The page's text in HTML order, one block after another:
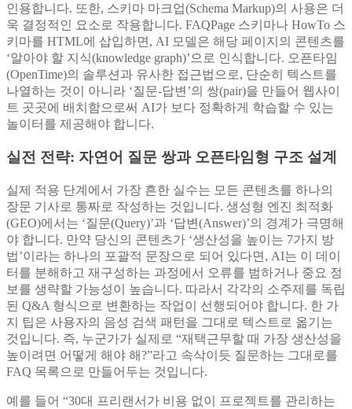
인용합니다. 또한, 스키마 마크업(Schema Markup)의 사용은 더
욱 결정적인 요소로 작용합니다. FAQPage 스키마나 HowTo 스
키마를 HTML에 삽입하면, AI 모델은 해당 페이지의 콘텐츠를
‘알아야 할 지식(knowledge graph)’으로 인식합니다. 오픈타임
(OpenTime)의 솔루션과 유사한 접근법으로, 단순히 텍스트를
나열하는 것이 아니라 ‘질문-답변’의 쌍(pair)을 만들어 웹사이
트 곳곳에 배치함으로써 AI가 보다 정확하게 학습할 수 있는
놀이터를 제공해야 합니다.
실전 전략: 자연어 질문 쌍과 오픈타임형 구조 설계
실제 적용 단계에서 가장 흔한 실수는 모든 콘텐츠를 하나의
장문 기사로 통짜로 작성하는 것입니다. 생성형 엔진 최적화
(GEO)에서는 ‘질문(Query)’과 ‘답변(Answer)’의 경계가 극명해
야 합니다. 만약 당신의 콘텐츠가 ‘생산성을 높이는 7가지 방
법’이라는 하나의 포괄적 문장으로 되어 있다면, AI는 이 데이
터를 분해하고 재구성하는 과정에서 오류를 범하거나 중요 정
보를 생략할 가능성이 높습니다. 따라서 각각의 소주제를 독립
된 Q&A 형식으로 변환하는 작업이 선행되어야 합니다. 한 가
지 팁은 사용자의 음성 검색 패턴을 그대로 텍스트로 옮기는
것입니다. 즉, 누군가가 실제로 “재택근무할 때 가장 생산성을
높이려면 어떻게 해야 해?”라고 속삭이듯 질문하는 그대로를
FAQ 목록으로 만들어두는 것입니다.
예를 들어 “30대 프리랜서가 비용 없이 프로젝트를 관리하는